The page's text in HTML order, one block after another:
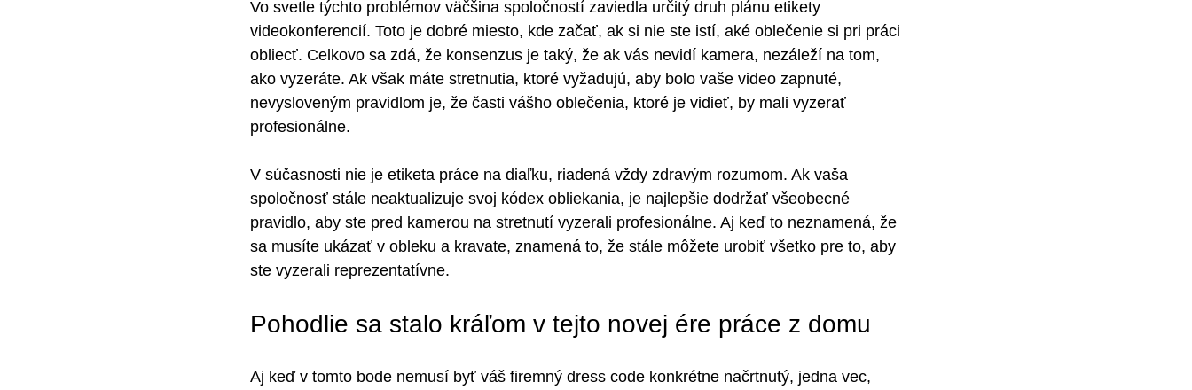
Vo svetle týchto problémov väčšina spoločností zaviedla určitý druh plánu etikety
videokonferencií. Toto je dobré miesto, kde začať, ak si nie ste istí, aké oblečenie si pri práci
obliecť. Celkovo sa zdá, že konsenzus je taký, že ak vás nevidí kamera, nezáleží na tom,
ako vyzeráte. Ak však máte stretnutia, ktoré vyžadujú, aby bolo vaše video zapnuté,
nevysloveným pravidlom je, že časti vášho oblečenia, ktoré je vidieť, by mali vyzerať
profesionálne.
V súčasnosti nie je etiketa práce na diaľku, riadená vždy zdravým rozumom. Ak vaša
spoločnosť stále neaktualizuje svoj kódex obliekania, je najlepšie dodržať všeobecné
pravidlo, aby ste pred kamerou na stretnutí vyzerali profesionálne. Aj keď to neznamená, že
sa musíte ukázať v obleku a kravate, znamená to, že stále môžete urobiť všetko pre to, aby
ste vyzerali reprezentatívne.
Pohodlie sa stalo kráľom v tejto novej ére práce z domu
Aj keď v tomto bode nemusí byť váš firemný dress code konkrétne načrtnutý, jedna vec,